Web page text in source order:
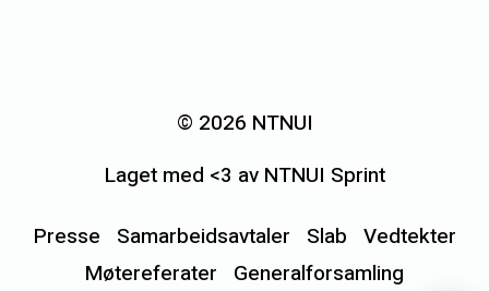
© 2026 NTNUI
Laget med <3 av NTNUI Sprint
Presse Samarbeidsavtaler Slab Vedtekter
Møtereferater
Generalforsamling